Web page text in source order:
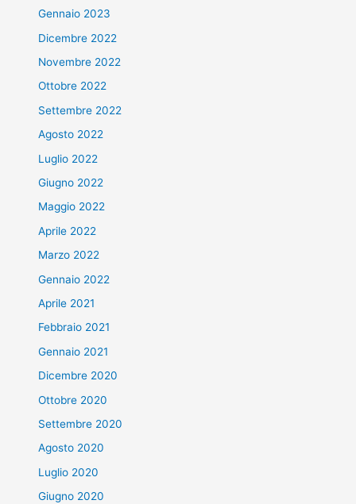
Gennaio 2023
Dicembre 2022
Novembre 2022
Ottobre 2022
Settembre 2022
Agosto 2022
Luglio 2022
Giugno 2022
Maggio 2022
Aprile 2022
Marzo 2022
Gennaio 2022
Aprile 2021
Febbraio 2021
Gennaio 2021
Dicembre 2020
Ottobre 2020
Settembre 2020
Agosto 2020
Luglio 2020
Giugno 2020